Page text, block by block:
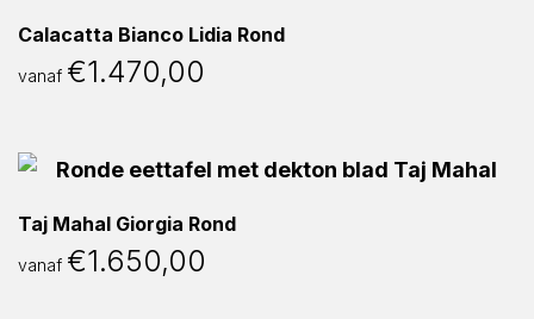
Calacatta Bianco Lidia Rond
vanaf €1.470,00
Taj Mahal Giorgia Rond
vanaf €1.650,00